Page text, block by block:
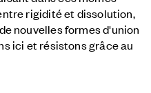
rigidité et dissolution,
nouvelles formes d'union
ici et résistons grâce au